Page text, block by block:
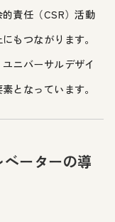
責任（CSR）活動
もつながります。
ニバーサルデザイ
となっています。
ーターの導